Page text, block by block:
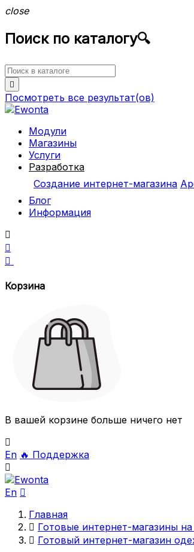
close
Поиск по каталогу🔍

Посмотреть все результат(ов)
Модули
Магазины
Услуги
Разработка
Создание интернет-магазина
Блог
Информация



Корзина
В вашей корзине больше ничего нет

En 🔥 Поддержка

En 
Главная
 Готовые интернет-магазины
 Готовый интернет-магазин